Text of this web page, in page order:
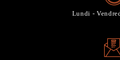
Lundi -